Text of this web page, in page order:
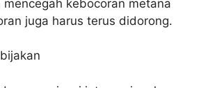
kebocoran metana
juga harus terus didorong.